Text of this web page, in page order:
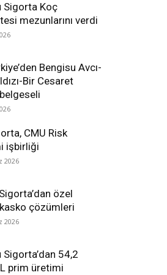
Sigorta Koç
mezunlarını verdi
Bengisu Avcı-
Bir Cesaret
CMU Risk
işbirliği
2026
özel
çözümleri
2026
54,2
prim üretimi